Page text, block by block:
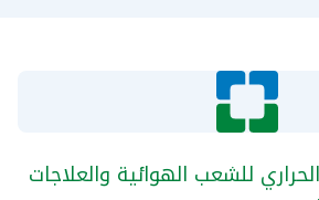
للشعب الهوائية والعلاجات